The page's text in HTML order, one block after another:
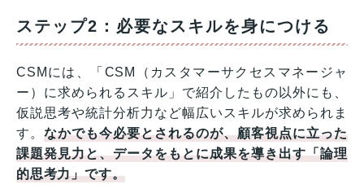
ステップ2：必要なスキルを身につける
CSMには、「CSM（カスタマーサクセスマネージャ
ー）に求められるスキル」で紹介したもの以外にも、
仮説思考や統計分析力など幅広いスキルが求められま
す。なかでも今必要とされるのが、顧客視点に立った
課題発見力と、データをもとに成果を導き出す「論理
的思考力」です。